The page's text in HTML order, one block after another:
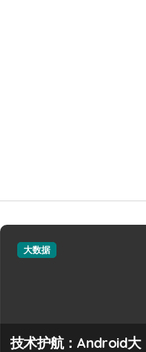
大数据
技术护航：Android大